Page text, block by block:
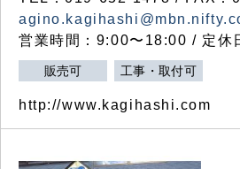
営業時間：9:00〜18:00 / 定休
販売可 工事・取付可
http://www.kagihashi.com